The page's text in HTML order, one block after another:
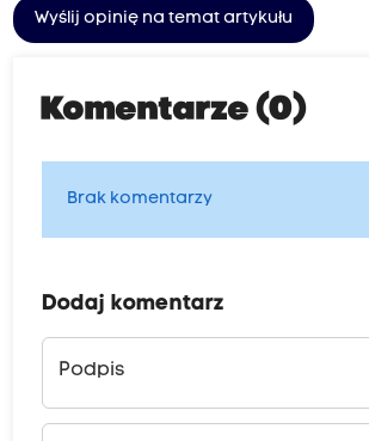
Wyślij opinię na temat artykułu
Komentarze (0)
Brak komentarzy
Dodaj komentarz
Podpis